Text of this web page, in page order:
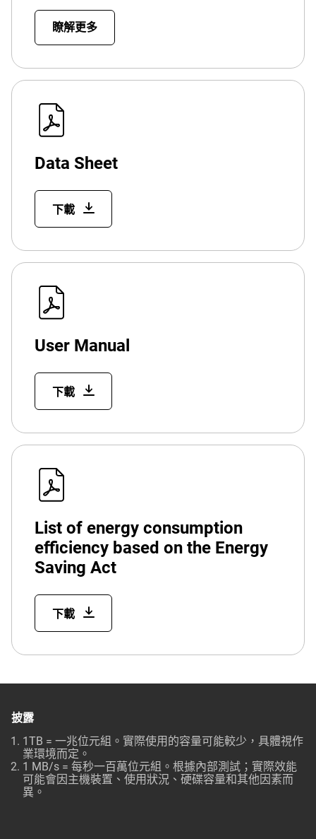
瞭解更多
Data Sheet
下載
User Manual
下載
List of energy consumption
efficiency based on the Energy
Saving Act
下載
披露
1TB = 一兆位元組。實際使用的容量可能較少，具體視作
業環境而定。
1 MB/s = 每秒一百萬位元組。根據內部測試；實際效能
可能會因主機裝置、使用狀況、硬碟容量和其他因素而
異。